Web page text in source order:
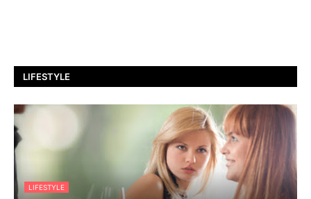
LIFESTYLE
LIFESTYLE